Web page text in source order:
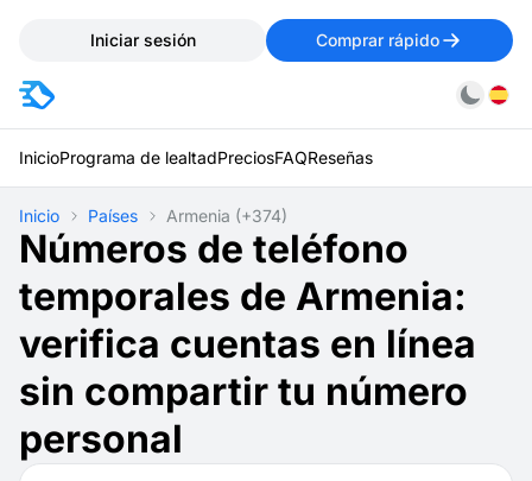
Iniciar sesión Comprar rápido
InicioPrograma de lealtadPreciosFAQReseñas
Inicio Países Armenia (+374)
Números de teléfono
temporales de Armenia:
verifica cuentas en línea
sin compartir tu número
personal